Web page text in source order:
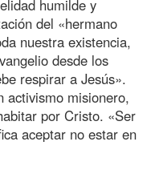
humilde y
del «hermano
nuestra existencia,
desde los
respirar a Jesús».
activismo misionero,
por Cristo. «Ser
aceptar no estar en